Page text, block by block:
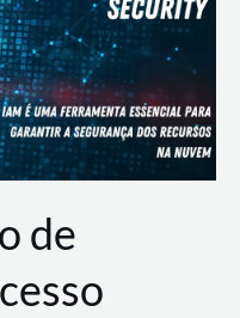
de